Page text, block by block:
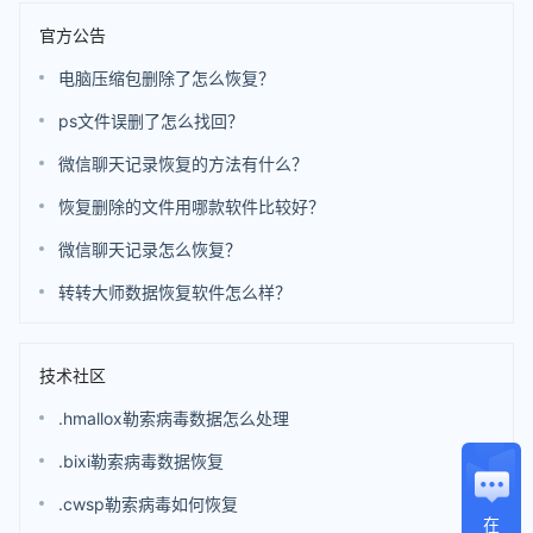
官方公告
电脑压缩包删除了怎么恢复？
ps文件误删了怎么找回？
微信聊天记录恢复的方法有什么？
恢复删除的文件用哪款软件比较好？
微信聊天记录怎么恢复？
转转大师数据恢复软件怎么样？
技术社区
.hmallox勒索病毒数据怎么处理
.bixi勒索病毒数据恢复
.cwsp勒索病毒如何恢复
在